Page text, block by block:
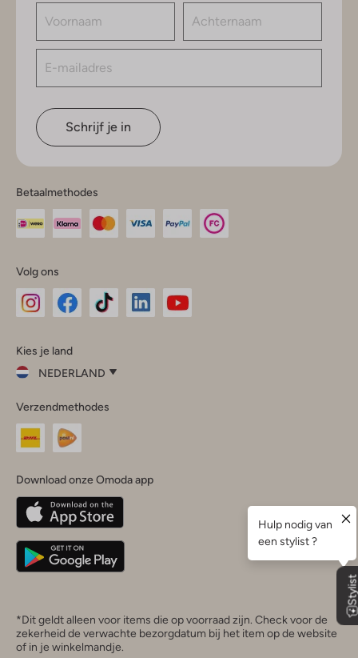
Schrijf je in
Betaalmethodes
Volg ons
InstagramFacebook
Kies je land
NEDERLAND
je
land
Nederland
Belgique(Français)
Deutschland
Verzendmethodes
Download onze Omoda app
*Dit geldt alleen voor items die op voorraad zijn. Check voor de
zekerheid de verwachte bezorgdatum bij het item op de website
of in je winkelmandje.